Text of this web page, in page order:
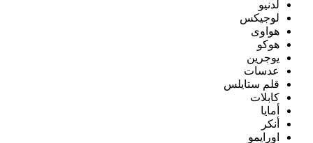
لدنيو
لوجيكس
هواوى
هوكو
يوجرين
عدسات
قلم ستايلس
كابلات
أمايا
أنكر
اورايمو